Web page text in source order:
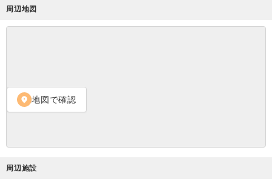
周辺地図
location_on 地図で確認
周辺施設